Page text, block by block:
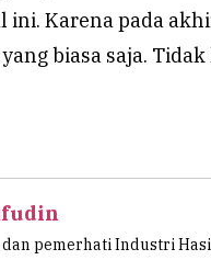
ini. Karena pada
biasa saja.
pemerhati Industri